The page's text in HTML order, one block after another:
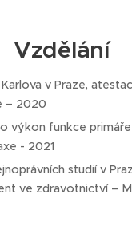
Vzdělání
v Praze,
– 2020
výkon funkce
- 2021
studií v
ve zdravotnictví –